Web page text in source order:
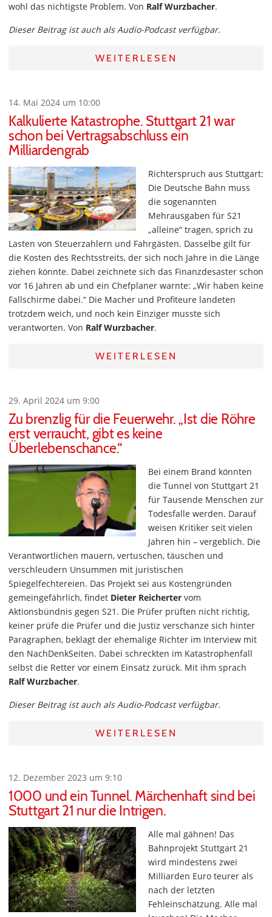
wohl das nichtigste Problem. Von Ralf Wurzbacher.
Dieser Beitrag ist auch als Audio-Podcast verfügbar.
WEITERLESEN
14. Mai 2024 um 10:00
Kalkulierte Katastrophe. Stuttgart 21 war
schon bei Vertragsabschluss ein
Milliardengrab
Richterspruch aus Stuttgart:
Die Deutsche Bahn muss
die sogenannten
Mehrausgaben für S21
„alleine“ tragen, sprich zu
Lasten von Steuerzahlern und Fahrgästen. Dasselbe gilt für
die Kosten des Rechtsstreits, der sich noch Jahre in die Länge
ziehen könnte. Dabei zeichnete sich das Finanzdesaster schon
vor 16 Jahren ab und ein Chefplaner warnte: „Wir haben keine
Fallschirme dabei.“ Die Macher und Profiteure landeten
trotzdem weich, und noch kein Einziger musste sich
verantworten. Von Ralf Wurzbacher.
WEITERLESEN
29. April 2024 um 9:00
Zu brenzlig für die Feuerwehr. „Ist die Röhre
erst verraucht, gibt es keine
Überlebenschance.“
Bei einem Brand könnten
die Tunnel von Stuttgart 21
für Tausende Menschen zur
Todesfalle werden. Darauf
weisen Kritiker seit vielen
Jahren hin – vergeblich. Die
Verantwortlichen mauern, vertuschen, täuschen und
verschleudern Unsummen mit juristischen
Spiegelfechtereien. Das Projekt sei aus Kostengründen
gemeingefährlich, findet Dieter Reicherter vom
Aktionsbündnis gegen S21. Die Prüfer prüften nicht richtig,
keiner prüfe die Prüfer und die Justiz verschanze sich hinter
Paragraphen, beklagt der ehemalige Richter im Interview mit
den NachDenkSeiten. Dabei schreckten im Katastrophenfall
selbst die Retter vor einem Einsatz zurück. Mit ihm sprach
Ralf Wurzbacher.
Dieser Beitrag ist auch als Audio-Podcast verfügbar.
WEITERLESEN
12. Dezember 2023 um 9:10
1000 und ein Tunnel. Märchenhaft sind bei
Stuttgart 21 nur die Intrigen.
Alle mal gähnen! Das
Bahnprojekt Stuttgart 21
wird mindestens zwei
Milliarden Euro teurer als
nach der letzten
Fehleinschätzung. Alle mal